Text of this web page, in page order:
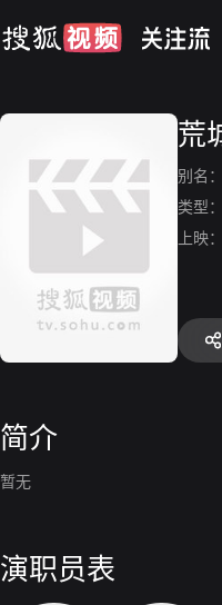
荒
别名：
类型：
上映：
简介
暂无
演职员表